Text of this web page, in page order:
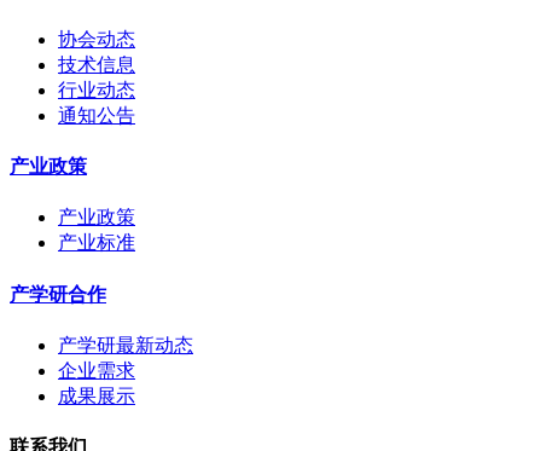
协会动态
技术信息
行业动态
通知公告
产业政策
产业政策
产业标准
产学研合作
产学研最新动态
企业需求
成果展示